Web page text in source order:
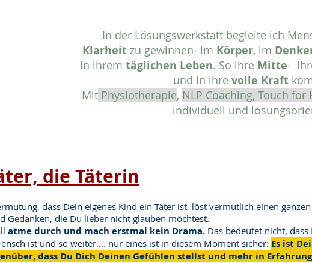
In der Lösungswerkstatt begleite ich
Klarheit zu gewinnen- im Körper, im
in ihrem täglichen Leben. So ihre Mitte-
und in ihre volle Kraft
Mit Physiotherapie, NLP Coaching, Touch for
individuell und
die Täterin
dass Dein eigenes Kind ein Täter ist, löst vermutlich einen
Gedanken, die Du lieber nicht glauben möchtest.
atme durch und mach erstmal kein Drama. Das bedeutet nicht,
ist und so weiter.... nur eines ist in diesem Moment sicher: Es ist
dass Du Dich Deinen Gefühlen stellst und mehr in